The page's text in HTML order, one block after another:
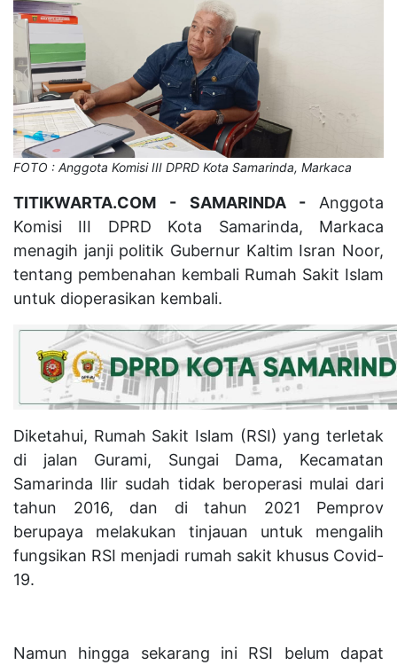
FOTO : Anggota Komisi III DPRD Kota Samarinda, Markaca
TITIKWARTA.COM - SAMARINDA - Anggota
Komisi III DPRD Kota Samarinda, Markaca
menagih janji politik Gubernur Kaltim Isran Noor,
tentang pembenahan kembali Rumah Sakit Islam
untuk dioperasikan kembali.
Diketahui, Rumah Sakit Islam (RSI) yang terletak
di jalan Gurami, Sungai Dama, Kecamatan
Samarinda Ilir sudah tidak beroperasi mulai dari
tahun 2016, dan di tahun 2021 Pemprov
berupaya melakukan tinjauan untuk mengalih
fungsikan RSI menjadi rumah sakit khusus Covid-
19.
Namun hingga sekarang ini RSI belum dapat